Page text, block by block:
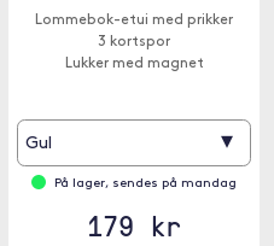
Lommebok-etui med prikker
3 kortspor
Lukker med magnet
Gul ▾
På lager, sendes på mandag
179 kr